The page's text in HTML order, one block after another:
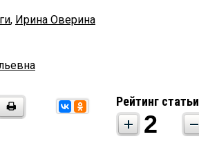
, Ирина Оверина
Рейтинг статьи
2